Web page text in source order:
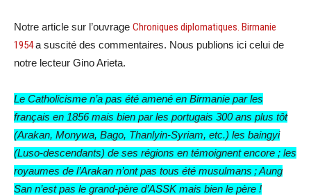
Notre article sur l’ouvrage Chroniques diplomatiques. Birmanie
1954a suscité des commentaires. Nous publions ici celui de
notre lecteur Gino Arieta.
Le Catholicisme n’a pas été amené en Birmanie par les
français en 1856 mais bien par les portugais 300 ans plus tôt
(Arakan, Monywa, Bago, Thanlyin-Syriam, etc.) les baingyi
(Luso-descendants) de ses régions en témoignent encore ; les
royaumes de l’Arakan n’ont pas tous été musulmans ; Aung
San n’est pas le grand-père d’ASSK mais bien le père !